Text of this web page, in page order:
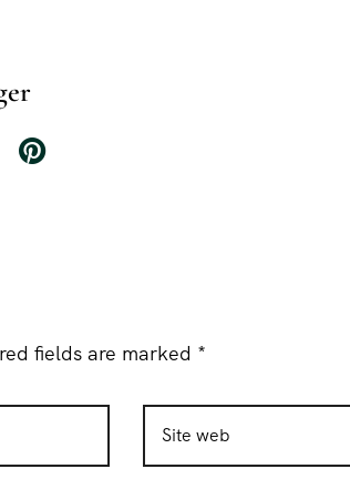
fields are marked *